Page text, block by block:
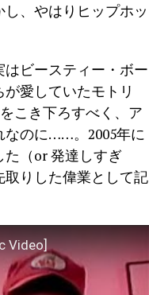
、やはりヒップホッ
ビースティー・ボー
愛していたモトリ
こき下ろすべく、ア
なのに……。2005年に
（or 発達しすぎ
りした偉業として記
Video]